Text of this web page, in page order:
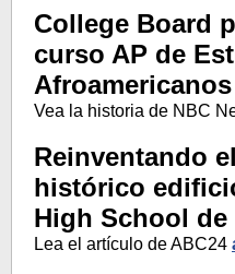
College Board
curso AP de
Afroamericanos
Vea la historia de NBC
Reinventando
histórico
High School de
Lea el artículo de ABC24